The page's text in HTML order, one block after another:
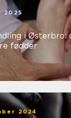
2025
i Østerbro:
fødder
2024